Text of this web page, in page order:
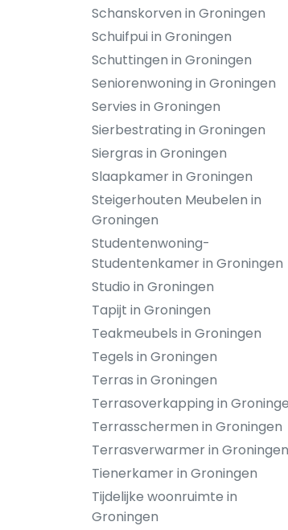
Schanskorven in Groningen
Schuifpui in Groningen
Schuttingen in Groningen
Seniorenwoning in Groningen
Servies in Groningen
Sierbestrating in Groningen
Siergras in Groningen
Slaapkamer in Groningen
Steigerhouten Meubelen in
Groningen
Studentenwoning-
Studentenkamer in Groningen
Studio in Groningen
Tapijt in Groningen
Teakmeubels in Groningen
Tegels in Groningen
Terras in Groningen
Terrasoverkapping in
Terrasschermen in Groningen
Terrasverwarmer in Groningen
Tienerkamer in Groningen
Tijdelijke woonruimte in
Groningen